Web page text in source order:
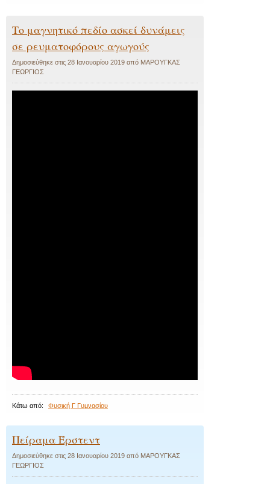
Το μαγνητικό πεδίο ασκεί δυνάμεις
σε ρευματοφόρους αγωγούς
Δημοσιεύθηκε στις 28 Ιανουαρίου 2019 από ΜΑΡΟΥΓΚΑΣ
ΓΕΩΡΓΙΟΣ
Κάτω από: Φυσική Γ Γυμνασίου
Πείραμα Έρστεντ
Δημοσιεύθηκε στις 28 Ιανουαρίου 2019 από ΜΑΡΟΥΓΚΑΣ
ΓΕΩΡΓΙΟΣ